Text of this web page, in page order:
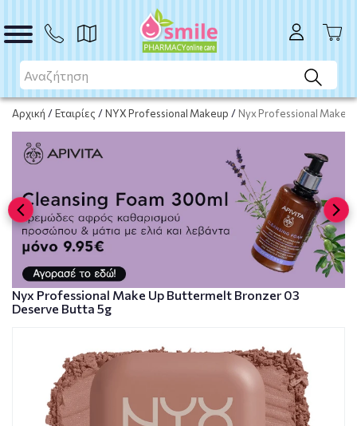
Αρχική /Εταιρίες /NYX Professional Makeup / Nyx Professional Make
ΑΓΟΡΑ
Nyx Professional Make Up Buttermelt Bronzer 03
Deserve Butta 5g